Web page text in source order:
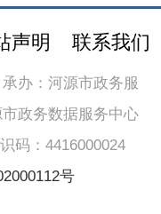
声明 联系我们
承办：河源市政务服
政务数据服务中心
码：4416000024
号